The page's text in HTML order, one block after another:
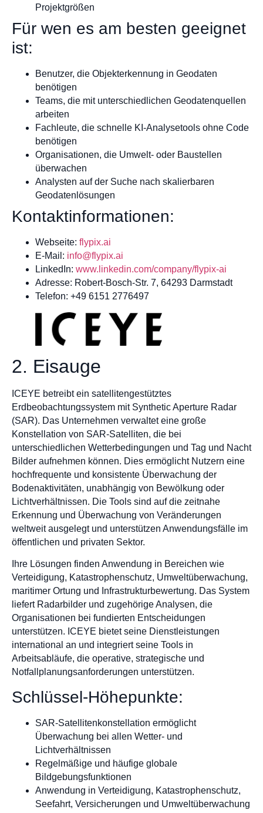
Projektgrößen
Für wen es am besten geeignet
ist:
Benutzer, die Objekterkennung in Geodaten
benötigen
Teams, die mit unterschiedlichen Geodatenquellen
arbeiten
Fachleute, die schnelle KI-Analysetools ohne Code
benötigen
Organisationen, die Umwelt- oder Baustellen
überwachen
Analysten auf der Suche nach skalierbaren
Geodatenlösungen
Kontaktinformationen:
Webseite: flypix.ai
E-Mail: info@flypix.ai
LinkedIn: www.linkedin.com/company/flypix-ai
Adresse: Robert-Bosch-Str. 7, 64293 Darmstadt
Telefon: +49 6151 2776497
2. Eisauge
ICEYE betreibt ein satellitengestütztes
Erdbeobachtungssystem mit Synthetic Aperture Radar
(SAR). Das Unternehmen verwaltet eine große
Konstellation von SAR-Satelliten, die bei
unterschiedlichen Wetterbedingungen und Tag und Nacht
Bilder aufnehmen können. Dies ermöglicht Nutzern eine
hochfrequente und konsistente Überwachung der
Bodenaktivitäten, unabhängig von Bewölkung oder
Lichtverhältnissen. Die Tools sind auf die zeitnahe
Erkennung und Überwachung von Veränderungen
weltweit ausgelegt und unterstützen Anwendungsfälle im
öffentlichen und privaten Sektor.
Ihre Lösungen finden Anwendung in Bereichen wie
Verteidigung, Katastrophenschutz, Umweltüberwachung,
maritimer Ortung und Infrastrukturbewertung. Das System
liefert Radarbilder und zugehörige Analysen, die
Organisationen bei fundierten Entscheidungen
unterstützen. ICEYE bietet seine Dienstleistungen
international an und integriert seine Tools in
Arbeitsabläufe, die operative, strategische und
Notfallplanungsanforderungen unterstützen.
Schlüssel-Höhepunkte:
SAR-Satellitenkonstellation ermöglicht
Überwachung bei allen Wetter- und
Lichtverhältnissen
Regelmäßige und häufige globale
Bildgebungsfunktionen
Anwendung in Verteidigung, Katastrophenschutz,
Seefahrt, Versicherungen und Umweltüberwachung